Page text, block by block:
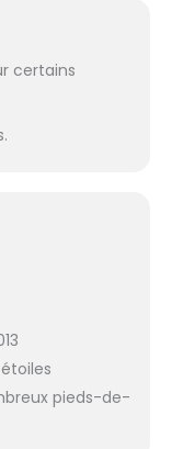
certains
pieds-de-